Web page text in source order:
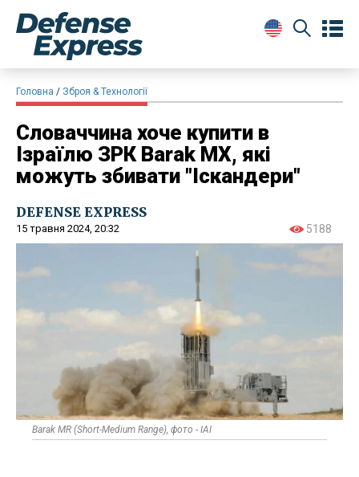
Головна Зброя & Технології
Словаччина хоче купити в
Ізраїлю ЗРК Barak MX, які
можуть збивати "Іскандери"
DEFENSE EXPRESS
15 травня 2024, 20:32 5188
Barak MR (Short-Medium Range), фото - IAI